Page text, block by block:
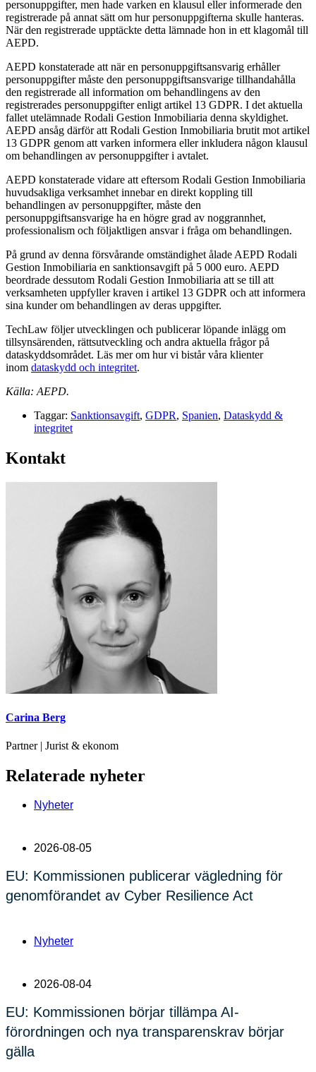
personuppgifter, men hade varken en klausul eller informerade den
registrerade på annat sätt om hur personuppgifterna skulle hanteras.
När den registrerade upptäckte detta lämnade hon in ett klagomål till
AEPD.
AEPD konstaterade att när en personuppgiftsansvarig erhåller
personuppgifter måste den personuppgiftsansvarige tillhandahålla
den registrerade all information om behandlingens av den
registrerades personuppgifter enligt artikel 13 GDPR. I det aktuella
fallet utelämnade Rodali Gestion Inmobiliaria denna skyldighet.
AEPD ansåg därför att Rodali Gestion Inmobiliaria brutit mot artikel
13 GDPR genom att varken informera eller inkludera någon klausul
om behandlingen av personuppgifter i avtalet.
AEPD konstaterade vidare att eftersom Rodali Gestion Inmobiliaria
huvudsakliga verksamhet innebar en direkt koppling till
behandlingen av personuppgifter, måste den
personuppgiftsansvarige ha en högre grad av noggrannhet,
professionalism och följaktligen ansvar i fråga om behandlingen.
På grund av denna försvårande omständighet ålade AEPD Rodali
Gestion Inmobiliaria en sanktionsavgift på 5 000 euro. AEPD
beordrade dessutom Rodali Gestion Inmobiliaria att se till att
verksamheten uppfyller kraven i artikel 13 GDPR och att informera
sina kunder om behandlingen av deras uppgifter.
TechLaw följer utvecklingen och publicerar löpande inlägg om
tillsynsärenden, rättsutveckling och andra aktuella frågor på
dataskyddsområdet. Läs mer om hur vi bistår våra klienter
inom dataskydd och integritet.
Källa: AEPD.
Taggar: Sanktionsavgift, GDPR, Spanien, Dataskydd &
integritet
Kontakt
Carina Berg
Partner | Jurist & ekonom
Relaterade nyheter
Nyheter
2026-08-05
EU: Kommissionen publicerar vägledning för
genomförandet av Cyber Resilience Act
Nyheter
2026-08-04
EU: Kommissionen börjar tillämpa AI-
förordningen och nya transparenskrav börjar
gälla